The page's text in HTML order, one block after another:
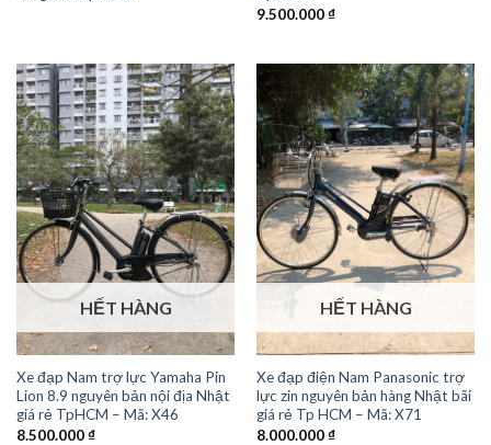
9.500.000₫
HẾT HÀNG
Xe đạp Nam trợ lực Yamaha Pin
Lion 8.9 nguyên bản nội địa Nhật
giá rẻ TpHCM – Mã: X46
8.500.000₫
HẾT HÀNG
Xe đạp điện Nam Panasonic trợ
lực zin nguyên bản hàng Nhật bãi
giá rẻ Tp HCM – Mã: X71
8.000.000₫